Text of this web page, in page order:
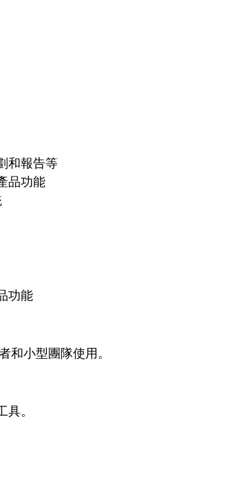
和報告等
品功能
功能
和小型團隊使用。
。